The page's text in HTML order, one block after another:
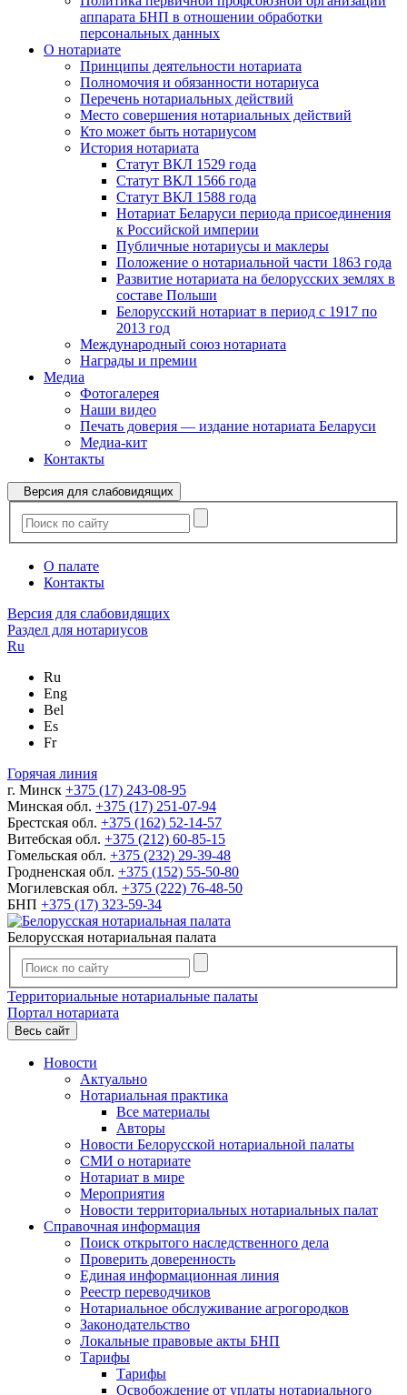
аппарата БНП в отношении обработки
персональных данных
О нотариате
Принципы деятельности нотариата
Полномочия и обязанности нотариуса
Перечень нотариальных действий
Место совершения нотариальных действий
Кто может быть нотариусом
История нотариата
Статут ВКЛ 1529 года
Статут ВКЛ 1566 года
Статут ВКЛ 1588 года
Нотариат Беларуси периода присоединения
к Российской империи
Публичные нотариусы и маклеры
Положение о нотариальной части 1863 года
Развитие нотариата на белорусских землях в
составе Польши
Белорусский нотариат в период с 1917 по
2013 год
Международный союз нотариата
Награды и премии
Медиа
Фотогалерея
Наши видео
Печать доверия — издание нотариата Беларуси
Медиа-кит
Контакты
Версия для слабовидящих
О палате
Контакты
Версия для слабовидящих
Раздел для нотариусов
Ru
Ru
Eng
Bel
Es
Fr
Горячая линия
г. Минск +375 (17) 243-08-95
Минская обл. +375 (17) 251-07-94
Брестская обл. +375 (162) 52-14-57
Витебская обл. +375 (212) 60-85-15
Гомельская обл. +375 (232) 29-39-48
Гродненская обл. +375 (152) 55-50-80
Могилевская обл. +375 (222) 76-48-50
БНП +375 (17) 323-59-34
Белорусская нотариальная палата
Территориальные нотариальные палаты
Портал нотариата
Весь сайт
Новости
Актуально
Нотариальная практика
Все материалы
Авторы
Новости Белорусской нотариальной палаты
СМИ о нотариате
Нотариат в мире
Мероприятия
Новости территориальных нотариальных палат
Справочная информация
Поиск открытого наследственного дела
Проверить доверенность
Единая информационная линия
Реестр переводчиков
Нотариальное обслуживание агрогородков
Законодательство
Локальные правовые акты БНП
Тарифы
Тарифы
Освобождение от уплаты нотариального